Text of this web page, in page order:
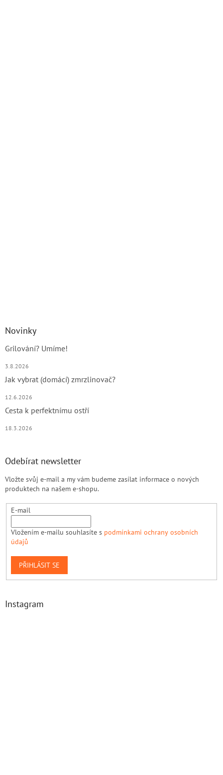
Novinky
Grilování? Umíme!
3.8.2026
Jak vybrat (domácí) zmrzlinovač?
12.6.2026
Cesta k perfektnímu ostří
18.3.2026
Odebírat newsletter
Vložte svůj e-mail a my vám budeme zasílat informace o nových
produktech na našem e-shopu.
E-mail
Vložením e-mailu souhlasíte s podmínkami ochrany osobních
údajů
PŘIHLÁSIT SE
Instagram